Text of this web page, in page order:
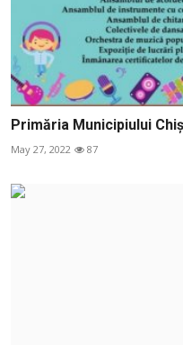
Primăria Municipiului
May 27, 2022 87